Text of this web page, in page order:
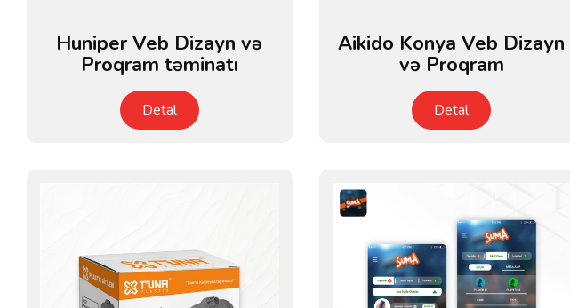
Huniper Veb Dizayn və
Proqram təminatı
Detal
Aikido Konya Veb Dizayn
və Proqram
Detal